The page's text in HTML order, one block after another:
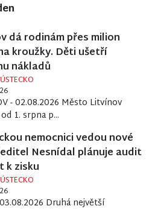
dá rodinám přes milion
kroužky. Děti ušetří
nákladů
- 02.08.2026 Město Litvínov
1. srpna p...
nemocnici vedou nové
Nesnídal plánuje audit
k zisku
Druhá největší